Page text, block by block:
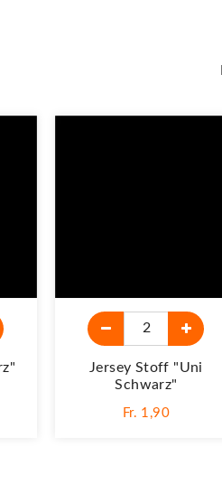
Jersey Stoff "Uni
Schwarz"
Fr. 1,90